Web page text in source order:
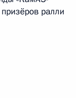
ралли